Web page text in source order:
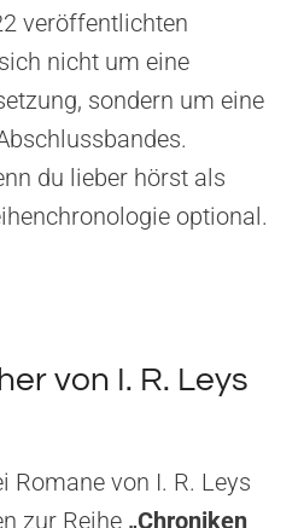
veröffentlichten
nicht um eine
sondern um eine
du lieber hörst als
optional.
von I. R. Leys
Romane von I. R. Leys
zur Reihe „Chroniken